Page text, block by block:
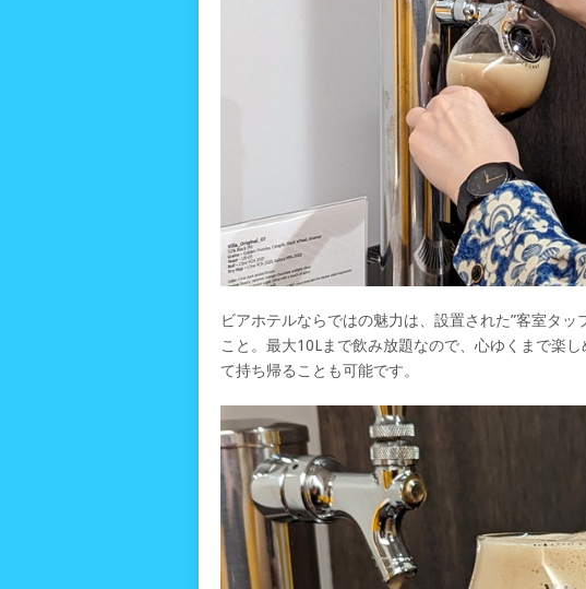
ビアホテルならではの魅力は、設置された”客室タ
こと。最大10Lまで飲み放題なので、心ゆくまで楽
て持ち帰ることも可能です。